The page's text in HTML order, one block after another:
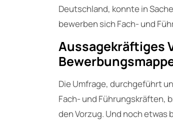
Deutschland, konnte in
bewerben sich Fach- und
Aussagekräftiges
Die Umfrage, durchgeführt
Fach- und Führungskräften,
den Vorzug. Und noch etwas